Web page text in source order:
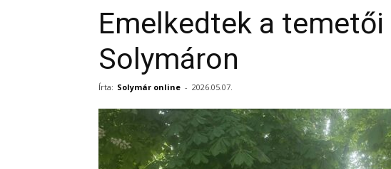
Emelkedtek a
Solymáron
Írta: Solymár online - 2026.05.07.